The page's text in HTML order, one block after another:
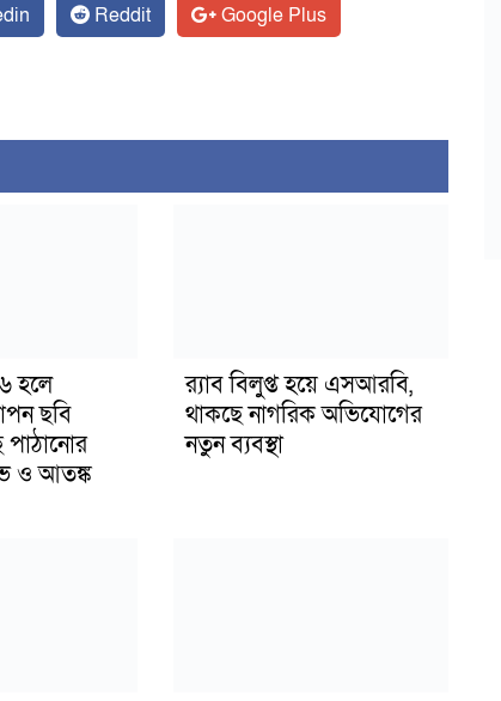
Reddit
Google Plus
হলে
ছবি
পাঠানোর
ও আতঙ্ক
র‍্যাব বিলুপ্ত হয়ে এসআরবি,
থাকছে নাগরিক অভিযোগের
নতুন ব্যবস্থা